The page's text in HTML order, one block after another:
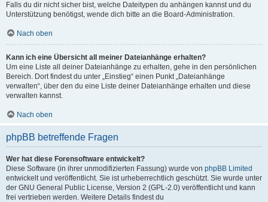
Falls du dir nicht sicher bist, welche Dateitypen du anhängen kannst und du
Unterstützung benötigst, wende dich bitte an die Board-Administration.
Nach oben
Kann ich eine Übersicht all meiner Dateianhänge erhalten?
Um eine Liste all deiner Dateianhänge zu erhalten, gehe in den persönlichen
Bereich. Dort findest du unter „Einstieg“ einen Punkt „Dateianhänge
verwalten“, über den du eine Liste deiner Dateianhänge erhalten und diese
verwalten kannst.
Nach oben
phpBB betreffende Fragen
Wer hat diese Forensoftware entwickelt?
Diese Software (in ihrer unmodifizierten Fassung) wurde von phpBB Limited
entwickelt und veröffentlicht. Sie ist urheberrechtlich geschützt. Sie wurde unter
der GNU General Public License, Version 2 (GPL-2.0) veröffentlicht und kann
frei vertrieben werden. Weitere Details findest du